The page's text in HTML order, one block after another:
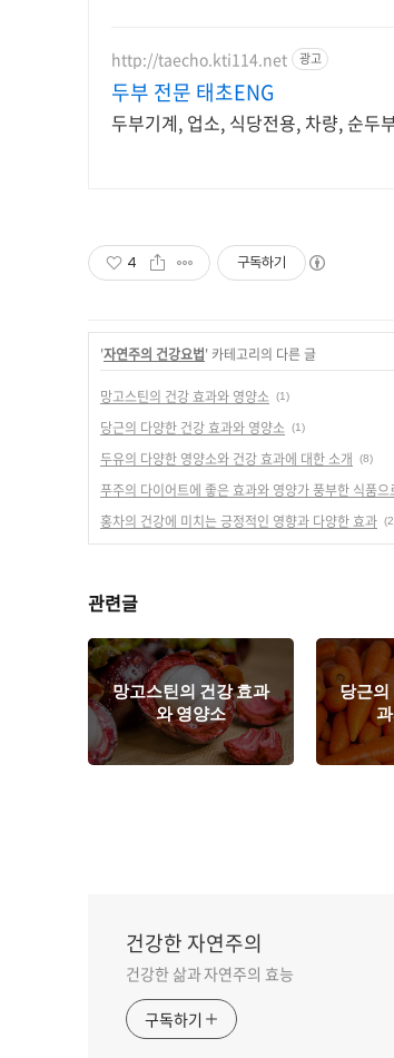
http://taecho.kti114.net 광고
두부 전문 태초ENG
두부기계, 업소, 식당전용, 차량, 순두
4 구독하기
'자연주의 건강요법' 카테고리의 다른 글
망고스틴의 건강 효과와 영양소 (1)
당근의 다양한 건강 효과와 영양소 (1)
두유의 다양한 영양소와 건강 효과에 대한 소개 (8)
푸주의 다이어트에 좋은 효과와 영양가 풍부한 식품으
홍차의 건강에 미치는 긍정적인 영향과 다양한 효과
관련글
망고스틴의 건강 효과
와 영양소
당근의
건강한 자연주의
건강한 삶과 자연주의 효능
구독하기